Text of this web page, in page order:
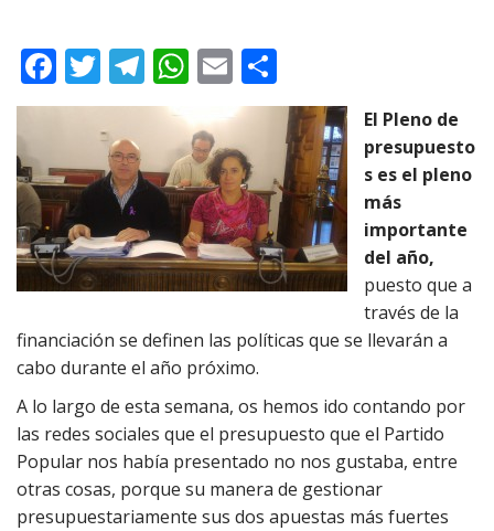
F
ac
b
o
o
k
T
w
itt
er
T
el
gr
a
m
W
at
s
A
p
p
E
m
ai
l
o
m
p
ar
ti
r
El Pleno de
presupuesto
s es el pleno
más
importante
del año,
puesto que a
través de la
financiación se definen las políticas que se llevarán a
cabo durante el año próximo.
A lo largo de esta semana, os hemos ido contando por
las redes sociales que el presupuesto que el Partido
Popular nos había presentado no nos gustaba, entre
otras cosas, porque su manera de gestionar
presupuestariamente sus dos apuestas más fuertes